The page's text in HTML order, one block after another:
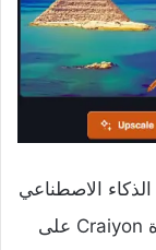
الاصطناعي
بتنفيذ ما تتصوره على أكمل وجه إلا أن أداة Craiyon على